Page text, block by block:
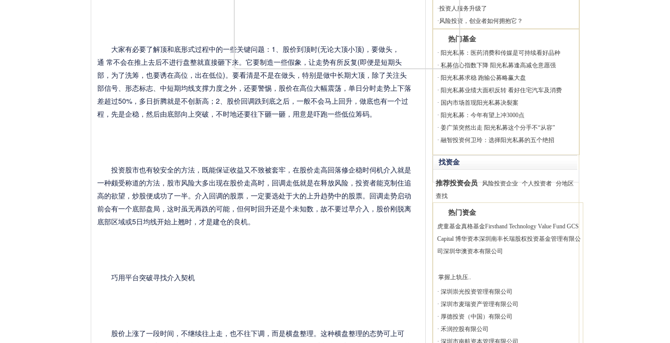
大家有必要了解顶和底形式过程中的一些关键问题：1、股价到顶时(无论大顶小顶)，要做头，
通 常不会在推上去后不进行盘整就直接砸下来。它要制造一些假象，让走势有所反复(即便是短期头
部，为了洗筹，也要诱在高位，出在低位)。要看清是不是在做头，特别是做中长期大顶，除了关注头
部信号、形态标志、中短期均线支撑力度之外，还要警惕，股价在高位大幅震荡，单日分时走势上下落
差超过50%，多日折腾就是不创新高；2、股价回调跌到底之后，一般不会马上回升，做底也有一个过
程，先是企稳，然后由底部向上突破，不时地还要往下砸一砸，用意是吓跑一些低位筹码。
投资股市也有较安全的方法，既能保证收益又不致被套牢，在股价走高回落修企稳时伺机介入就是
一种颇受称道的方法，股市风险大多出现在股价走高时，回调走低就是在释放风险，投资者能克制住追
高的欲望，炒股便成功了一半。介入回调的股票，一定要选处于大的上升趋势中的股票。回调走势启动
前会有一个底部盘局，这时虽无再跌的可能，但何时回升还是个未知数，故不要过早介入，股价刚脱离
底部区域或5日均线开始上翘时，才是建仓的良机。
巧用平台突破寻找介入契机
股价上涨了一段时间，不继续往上走，也不往下调，而是横盘整理。这种横盘整理的态势可上可
·投资人服务升级了
·风险投资，创业者如何拥抱它？
热门基金
· 阳光私募：医药消费和传媒是可持续看好品种
· 私募信心指数下降 阳光私募逢高减仓意愿强
· 阳光私募求稳 跑输公募略赢大盘
· 阳光私募业绩大面积反转 看好住宅汽车及消费
· 国内市场首现阳光私募决裂案
· 阳光私募：今年有望上冲3000点
· 姜广策突然出走 阳光私募这个分手不“从容”
· 融智投资何卫玲：选择阳光私募的五个绝招
找资金
推荐投资会员 风险投资企业 个人投资者 分地区
查找
热门资金
虎童基金真格基金Firsthand Technology Value Fund GCS
Capital 博华资本深圳南丰长瑞股权投资基金管理有限公
司 深圳华澳资本有限公司
掌握上轨压..
· 深圳崇光投资管理有限公司
· 深圳市麦瑞资产管理有限公司
· 厚德投资（中国）有限公司
· 禾润控股有限公司
· 深圳市南航资本管理有限公司